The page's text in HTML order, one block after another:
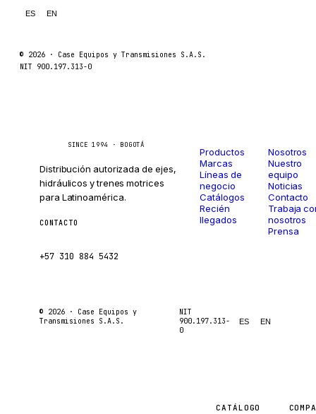
ES EN
© 2026 · Case Equipos y Transmisiones S.A.S.
NIT 900.197.313-0
SINCE 1994 · BOGOTÁ
Distribución autorizada de ejes,
hidráulicos y trenes motrices
para Latinoamérica.
CONTACTO
+57 310 884 5432
Productos
Marcas
Líneas de
negocio
Catálogos
Recién
llegados
Nosotros
Nuestro
equipo
Noticias
Contacto
Trabaja
nosotros
Prensa
© 2026 · Case Equipos y
Transmisiones S.A.S.
NIT
900.197.313-
0
ES EN
CATÁLOGO